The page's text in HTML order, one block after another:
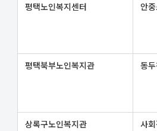
평택노인복지센터 안
평택북부노인복지관 동
상록구노인복지관 사